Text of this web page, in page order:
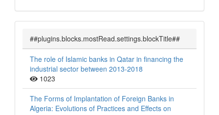
##plugins.blocks.mostRead.settings.blockTitle##
The role of Islamic banks in Qatar in financing the
industrial sector between 2013-2018
1023
The Forms of Implantation of Foreign Banks in
Algeria: Evolutions of Practices and Effects on